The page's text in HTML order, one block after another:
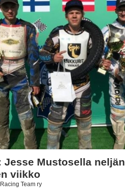
Jesse Mustosella neljän
viikko
Team ry